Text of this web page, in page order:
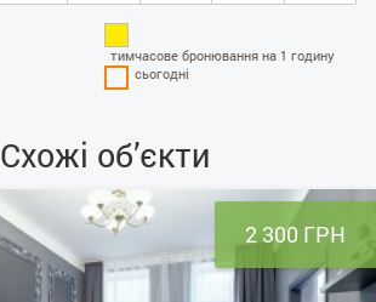
тимчасове бронювання на 1 годину
сьогодні
Схожі об’єкти
2 300 ГРН